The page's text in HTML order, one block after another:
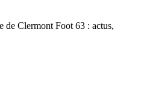
de Clermont Foot 63 : actus,